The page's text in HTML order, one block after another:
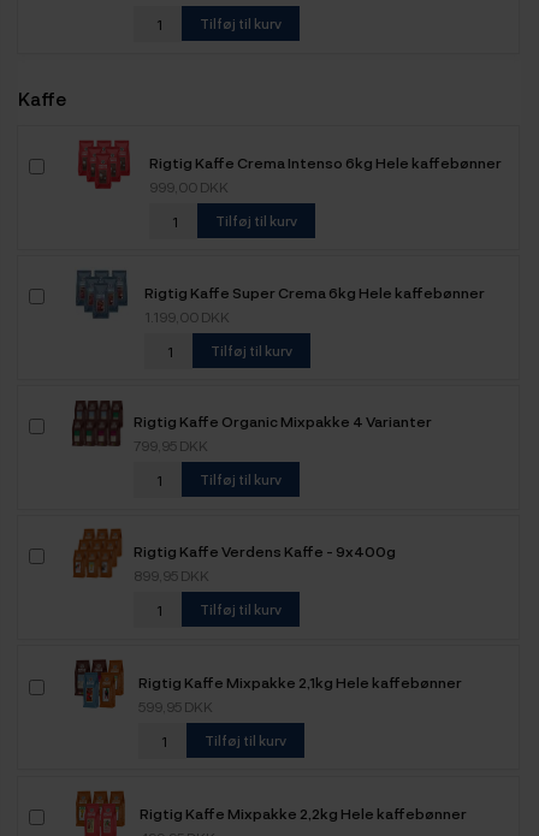
Tilføj til kurv
Kaffe
Rigtig Kaffe Crema Intenso 6kg Hele kaffebønner
999,00 DKK
Tilføj til kurv
Rigtig Kaffe Super Crema 6kg Hele kaffebønner
1.199,00 DKK
Tilføj til kurv
Rigtig Kaffe Organic Mixpakke 4 Varianter
799,95 DKK
Tilføj til kurv
Rigtig Kaffe Verdens Kaffe - 9x400g
899,95 DKK
Tilføj til kurv
Rigtig Kaffe Mixpakke 2,1kg Hele kaffebønner
599,95 DKK
Tilføj til kurv
Rigtig Kaffe Mixpakke 2,2kg Hele kaffebønner